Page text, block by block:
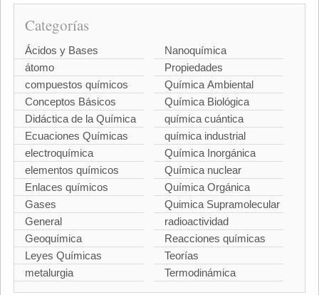
Categorías
Ácidos y Bases
átomo
compuestos químicos
Conceptos Básicos
Didáctica de la Química
Ecuaciones Químicas
electroquímica
elementos químicos
Enlaces químicos
Gases
General
Geoquímica
Leyes Químicas
metalurgia
Nanoquímica
Propiedades
Química Ambiental
Química Biológica
química cuántica
química industrial
Química Inorgánica
Química nuclear
Química Orgánica
Quimica Supramolecular
radioactividad
Reacciones químicas
Teorías
Termodinámica